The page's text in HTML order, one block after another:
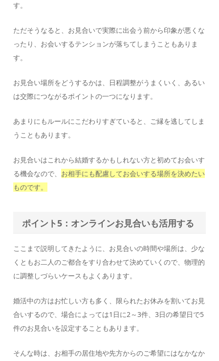
す。
ただそうなると、お見合いで実際に出会う前から印象が悪くな
ったり、お会いするテンションが落ちてしまうこともありま
す。
お見合い場所をどうするかは、日程調整がうまくいく、あるい
は交際につながるポイントの一つになります。
あまりにもルールにこだわりすぎていると、ご縁を逃してしま
うこともあります。
お見合いはこれから結婚するかもしれない方と初めてお会いす
る機会なので、 お相手にも配慮してお会いする場所を決めたい
ものです。
ポイント5：オンラインお見合いも活用する
ここまで説明してきたように、お見合いの時間や場所は、少な
くともお二人のご都合をすり合わせて決めていくので、物理的
に調整しづらいケースもよくあります。
婚活中の方はお忙しい方も多く、限られたお休みを割いてお見
合いするので、場合によっては1日に2～3件、3日の希望日で5
件のお見合いを設定することもあります。
そんな時は、お相手の居住地や先方からのご希望にはなかなか